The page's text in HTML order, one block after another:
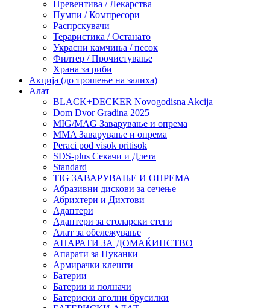
Превентива / Лекарства
Пумпи / Компресори
Распрскувачи
Тераристика / Останато
Украсни камчиња / песок
Филтер / Прочистување
Храна за риби
Акција (до трошење на залиха)
Алат
BLACK+DECKER Novogodisna Akcija
Dom Dvor Gradina 2025
MIG/MAG Заварување и опрема
MMA Заварување и опрема
Peraci pod visok pritisok
SDS-plus Секачи и Длета
Standard
TIG ЗАВАРУВАЊЕ И ОПРЕМА
Абразивни дискови за сечење
Абрихтери и Дихтови
Адаптери
Адаптери за столарски стеги
Алат за обележување
АПАРАТИ ЗА ДОМАЌИНСТВО
Апарати за Пуканки
Армирачки клешти
Батерии
Батерии и полначи
Батериски аголни брусилки